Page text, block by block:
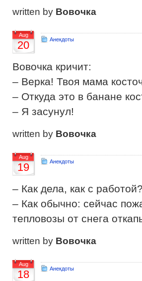
written by Вовочка
Aug
20 Анекдоты
Вовочка кричит:
– Верка! Твоя мама
– Откуда это в банане
– Я засунул!
written by Вовочка
Aug
19 Анекдоты
– Как дела, как с работой?
– Как обычно: сейчас
тепловозы от снега
written by Вовочка
Aug
18 Анекдоты